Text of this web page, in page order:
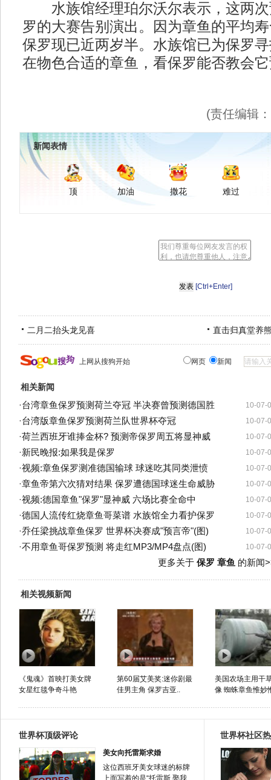
水族馆经理珀尔沃尔表示，这两次
罗的大赛告别演出。因为章鱼的平均
保罗现已近两岁半。水族馆已为保罗寻
在物色合适的章鱼，看保罗能否教会
(责任编辑
新闻表情
顶 加油 撒花 难过
[Ctrl+Enter]
二月二抬头龙见喜 直击归真堂养
上网从搜狗开始 网页 新闻
相关新闻
10-07-
·台湾章鱼保罗预测荷兰夺冠 半决赛曾预测德国胜
10-07-
·台湾版章鱼保罗预测荷兰队世界杯夺冠
10-07-
·荷兰西班牙谁捧金杯? 预测帝保罗周五将显神威
10-07-
·新民晚报:如果我是保罗
10-07-
·视频:章鱼保罗测准德国输球 球迷吃其同类泄愤
10-07-
·章鱼帝第六次猜对结果 保罗遭德国球迷生命威胁
10-07-
·视频:德国章鱼"保罗"显神威 六场比赛全命中
10-07-
·德国人流传红烧章鱼哥菜谱 水族馆全力看护保罗
10-07-
·乔任梁挑战章鱼保罗 世界杯决赛成"预言帝"(图)
10-07-
·不用章鱼哥保罗预测 将走红MP3/MP4盘点(图)
更多关于 保罗 章鱼 的新闻
相关视频新闻
《鬼魂》首映打美女牌
女星红毯争奇斗艳
第60届艾美奖:迷你剧最
佳男主角 保罗吉亚..
美国农场主用干
像 蜘蛛章鱼惟妙
世界杯顶级评论
美女向托雷斯求婚
这位西班牙美女球迷的标牌
上面写着的是“托雷斯 娶我
世界杯社区